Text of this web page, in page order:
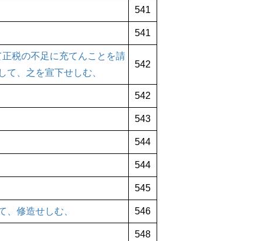
541
541
税の不足に充てんことを請
、之を宣下せしむ、
542
542
543
544
544
545
、修造せしむ、 546
548